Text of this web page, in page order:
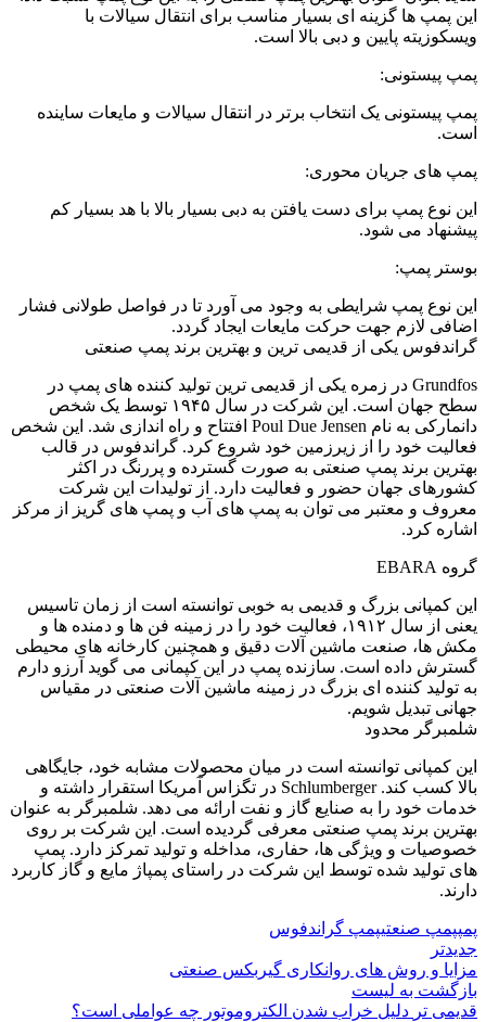
این پمپ ها گزینه ای بسیار مناسب برای انتقال سیالات با
ویسکوزیته پایین و دبی بالا است.
پمپ پیستونی:
پمپ پیستونی یک انتخاب برتر در انتقال سیالات و مایعات ساینده
است.
پمپ های جریان محوری:
این نوع پمپ برای دست یافتن به دبی بسیار بالا با هد بسیار کم
پیشنهاد می شود.
بوستر پمپ:
این نوع پمپ شرایطی به وجود می آورد تا در فواصل طولانی فشار
اضافی لازم جهت حرکت مایعات ایجاد گردد.
گراندفوس یکی از قدیمی ترین و بهترین برند پمپ صنعتی
Grundfos در زمره یکی از قدیمی ترین تولید کننده های پمپ در
سطح جهان است. این شرکت در سال ۱۹۴۵ توسط یک شخص
دانمارکی به نام Poul Due Jensen افتتاح و راه اندازی شد. این شخص
فعالیت خود را از زیرزمین خود شروع کرد. گراندفوس در قالب
بهترین برند پمپ صنعتی به صورت گسترده و پررنگ در اکثر
کشورهای جهان حضور و فعالیت دارد. از تولیدات این شرکت
معروف و معتبر می توان به پمپ های آب و پمپ های گریز از مرکز
اشاره کرد.
گروه EBARA
این کمپانی بزرگ و قدیمی به خوبی توانسته است از زمان تاسیس
یعنی از سال ۱۹۱۲، فعالیت خود را در زمینه فن ها و دمنده ها و
مکش ها، صنعت ماشین آلات دقیق و همچنین کارخانه های محیطی
گسترش داده است. سازنده پمپ در این کپمانی می گوید آرزو دارم
به تولید کننده ای بزرگ در زمینه ماشین آلات صنعتی در مقیاس
جهانی تبدیل شویم.
شلمبرگر محدود
این کمپانی توانسته است در میان محصولات مشابه خود، جایگاهی
بالا کسب کند. Schlumberger در تگزاس آمریکا استقرار داشته و
خدمات خود را به صنایع گاز و نفت ارائه می دهد. شلمبرگر به عنوان
بهترین برند پمپ صنعتی معرفی گردیده است. این شرکت بر روی
خصوصیات و ویژگی ها، حفاری، مداخله و تولید تمرکز دارد. پمپ
های تولید شده توسط این شرکت در راستای پمپاژ مایع و گاز کاربرد
دارند.
پمپپمپ صنعتیپمپ گراندفوس
جدیدتر
مزایا و روش های روانکاری گیربکس صنعتی
بازگشت به لیست
قدیمی تر دلیل خراب شدن الکتروموتور چه عواملی است؟